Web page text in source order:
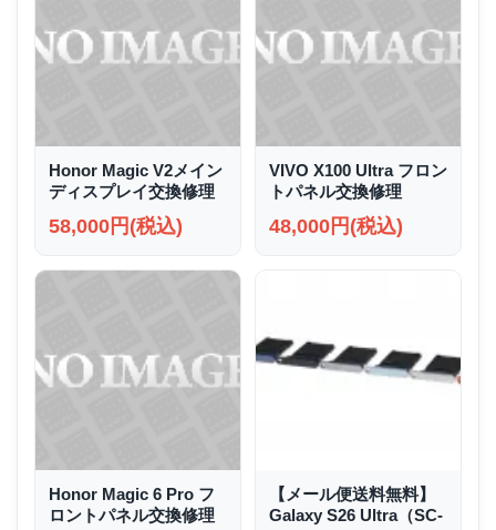
Honor Magic V2メイン
ディスプレイ交換修理
58,000円(税込)
VIVO X100 Ultra フロン
トパネル交換修理
48,000円(税込)
Honor Magic 6 Pro フ
ロントパネル交換修理
【メール便送料無料】
Galaxy S26 Ultra（SC-